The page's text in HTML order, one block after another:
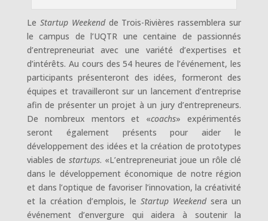
Le Startup Weekendde Trois-Rivières rassemblera sur
le campus de l’UQTR une centaine de passionnés
d’entrepreneuriat avec une variété d’expertises et
d’intérêts. Au cours des 54 heures de l’événement, les
participants présenteront des idées, formeront des
équipes et travailleront sur un lancement d’entreprise
afin de présenter un projet à un jury d’entrepreneurs.
De nombreux mentors et «coachs» expérimentés
seront également présents pour aider le
développement des idées et la création de prototypes
viables de startups. «L’entrepreneuriat joue un rôle clé
dans le développement économique de notre région
et dans l’optique de favoriser l’innovation, la créativité
et la création d’emplois, leStartup Weekendsera un
événement d’envergure qui aidera à soutenir la